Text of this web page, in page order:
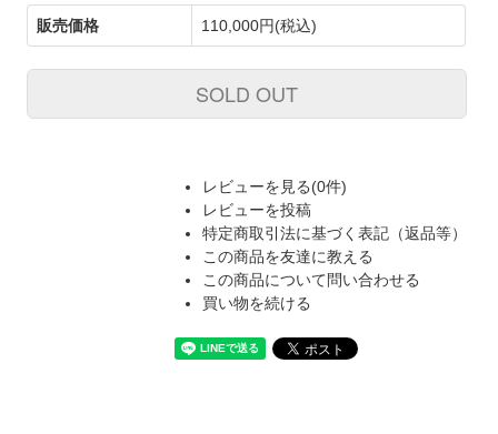
販売価格 110,000円(税込)
SOLD OUT
レビューを見る(0件)
レビューを投稿
特定商取引法に基づく表記（返品等）
この商品を友達に教える
この商品について問い合わせる
買い物を続ける